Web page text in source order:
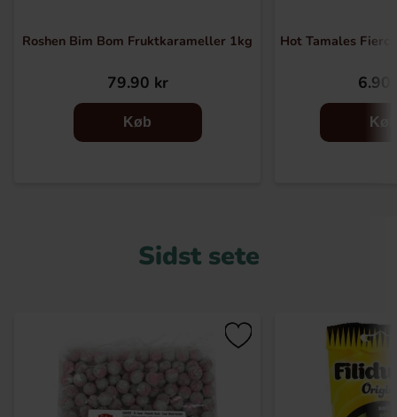
Roshen Bim Bom Fruktkarameller 1kg
79.90 kr
Køb
Hot Tamales
6.90
Køb
Sidst sete